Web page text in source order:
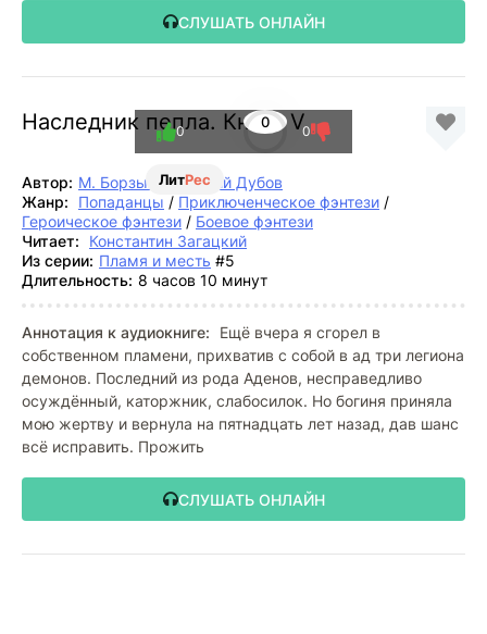
СЛУШАТЬ ОНЛАЙН
Наследник пепла. Книга V
ЛитРес
0
0 0
Автор: М. Борзых ,Дмитрий Дубов
Жанр:
Попаданцы / Приключенческое фэнтези /
Героическое фэнтези / Боевое фэнтези
Читает:
Константин Загацкий
Из серии: Пламя и месть #5
Длительность: 8 часов 10 минут
Аннотация к аудиокниге:
Ещё вчера я сгорел в
собственном пламени, прихватив с собой в ад три легиона
демонов. Последний из рода Аденов, несправедливо
осуждённый, каторжник, слабосилок. Но богиня приняла
мою жертву и вернула на пятнадцать лет назад, дав шанс
всё исправить. Прожить
СЛУШАТЬ ОНЛАЙН